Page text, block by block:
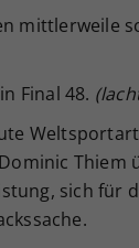
mittlerweile
Final 48.
Thiem
sich für